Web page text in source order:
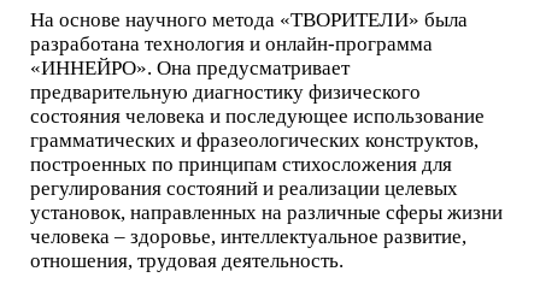
На основе научного метода «ТВОРИТЕЛИ» была
разработана технология и онлайн-программа
«ИННЕЙРО». Она предусматривает
предварительную диагностику физического
состояния человека и последующее использование
грамматических и фразеологических конструктов,
построенных по принципам стихосложения для
регулирования состояний и реализации целевых
установок, направленных на различные сферы жизни
человека – здоровье, интеллектуальное развитие,
отношения, трудовая деятельность.